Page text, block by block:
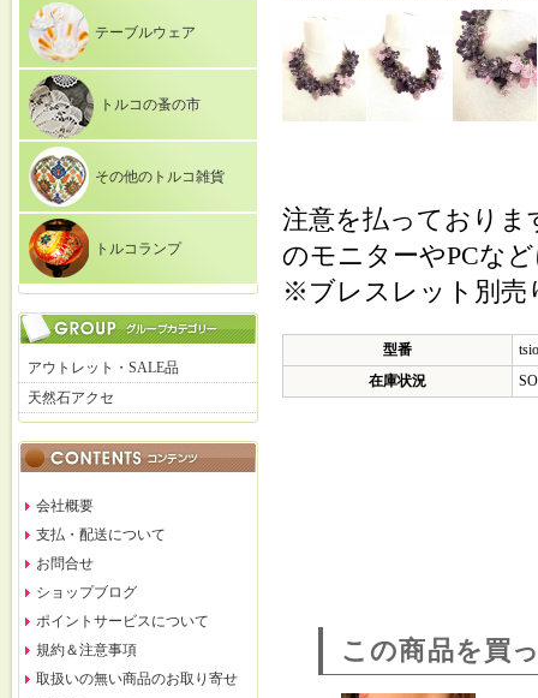
テーブルウェア
トルコの蚤の市
その他のトルコ雑貨
トルコランプ
アウトレット・SALE品
天然石アクセ
会社概要
支払・配送について
お問合せ
ショップブログ
ポイントサービスについて
規約＆注意事項
取扱いの無い商品のお取り寄せ
注意を払っておりま
のモニターやPCな
※ブレスレット別売
型番
在庫状況
この商品を買